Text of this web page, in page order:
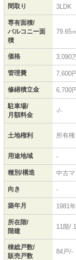
間取り 3LDK
専有面積/
バルコニー面
積
79.65
価格 3,090
管理費 7,600
修繕積立金 6,700
駐車場/
月額料金
-/-
土地権利 所有権
用途地域 -
種別/構造 中古
向き -
築年月 1981
所在階/
階建
11階/
棟総戸数/
販売戸数
84戸/-